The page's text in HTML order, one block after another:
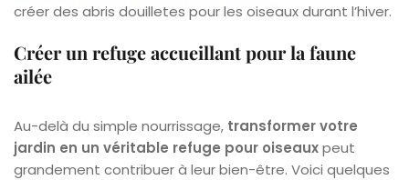
créer des abris douilletes pour les oiseaux durant l’hiver.
Créer un refuge accueillant pour la faune
ailée
Au-delà du simple nourrissage, transformer votre
jardin en un véritable refuge pour oiseauxpeut
grandement contribuer à leur bien-être. Voici quelques